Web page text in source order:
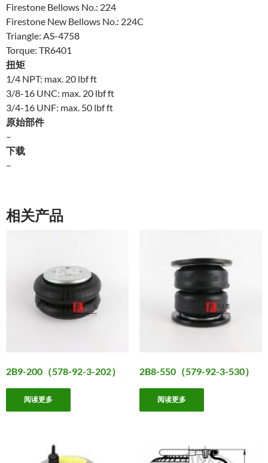
Firestone Bellows No.: 224
Firestone New Bellows No.: 224C
Triangle: AS-4758
Torque: TR6401
扭矩
1/4 NPT: max. 20 lbf ft
3/8-16 UNC: max. 20 lbf ft
3/4-16 UNF: max. 50 lbf ft
原始部件
–
下载
–
相关产品
2B9-200（578-92-3-202）
阅读更多
2B8-550（579-92-3-530）
阅读更多